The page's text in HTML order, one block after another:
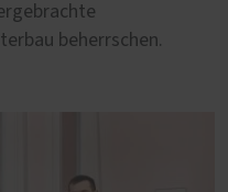
beherrschen.